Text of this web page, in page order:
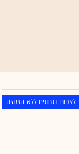
לצפות בנתונים ללא השהיה